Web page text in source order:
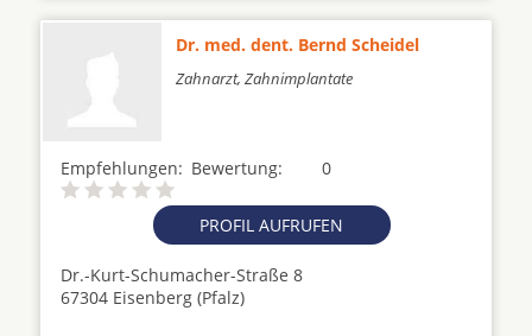
Dr. med. dent. Bernd Scheidel
Zahnarzt, Zahnimplantate
Empfehlungen: 0
Bewertung:
PROFIL AUFRUFEN
Dr.-Kurt-Schumacher-Straße 8
67304 Eisenberg (Pfalz)